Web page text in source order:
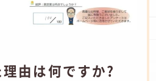
由は何ですか?